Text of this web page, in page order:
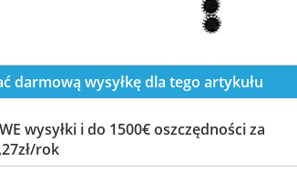
darmową wysyłkę dla tego artykułu
wysyłki i do 1500€ oszczędności za
rok